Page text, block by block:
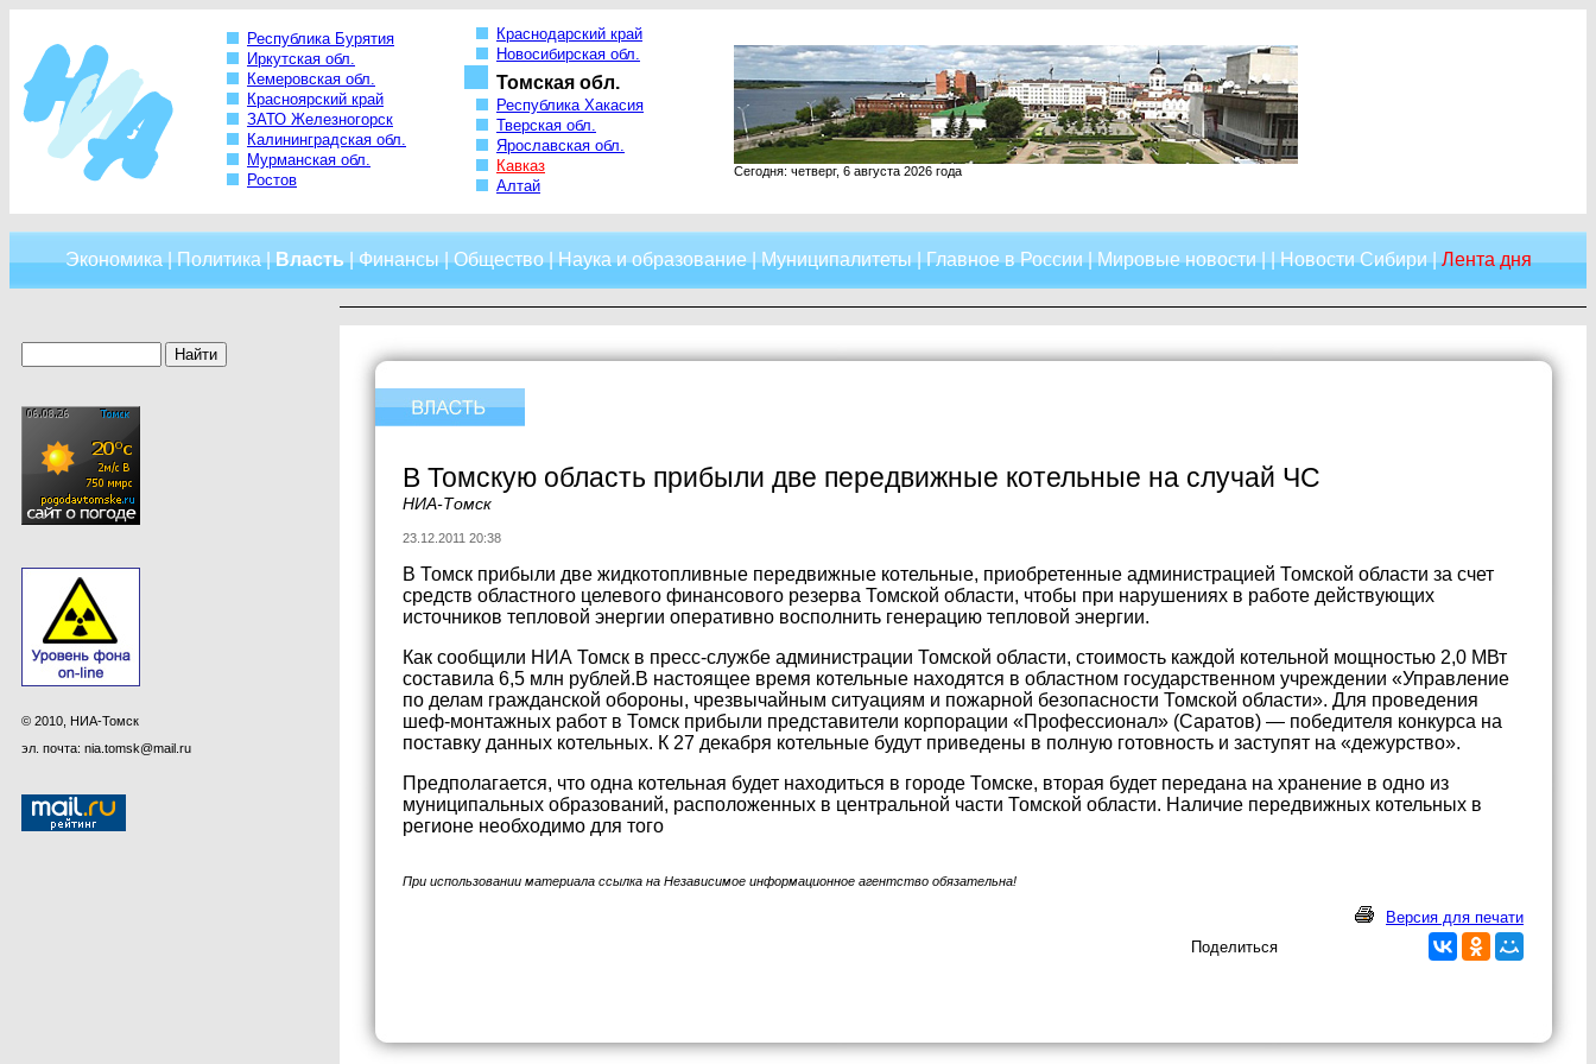
Республика Бурятия
Иркутская обл.
Кемеровская обл.
Красноярский край
ЗАТО Железногорск
Калининградская обл.
Мурманская обл.
Ростов
Краснодарский край
Новосибирская обл.
Томская обл.
Республика Хакасия
Тверская обл.
Ярославская обл.
Кавказ
Алтай
Сегодня: четверг, 6 августа 2026 года
Экономика|Политика|Власть|Финансы|Общество|Наука и образование|Муниципалитеты|Главное в России|Мировые новости| |Новости Сибири|Лента дня
© 2010, НИА-Томск
эл. почта: nia.tomsk@mail.ru
В Томскую область прибыли две передвижные котельные на случай ЧС
НИА-Томск
23.12.2011 20:38
В Томск прибыли две жидкотопливные передвижные котельные, приобретенные администрацией Томской области за счет
средств областного целевого финансового резерва Томской области, чтобы при нарушениях в работе действующих
источников тепловой энергии оперативно восполнить генерацию тепловой энергии.
Как сообщили НИА Томск в пресс-службе администрации Томской области, стоимость каждой котельной мощностью 2,0 МВт
составила 6,5 млн рублей.В настоящее время котельные находятся в областном государственном учреждении «Управление
по делам гражданской обороны, чрезвычайным ситуациям и пожарной безопасности Томской области». Для проведения
шеф-монтажных работ в Томск прибыли представители корпорации «Профессионал» (Саратов) — победителя конкурса на
поставку данных котельных. К 27 декабря котельные будут приведены в полную готовность и заступят на «дежурство».
Предполагается, что одна котельная будет находиться в городе Томске, вторая будет передана на хранение в одно из
муниципальных образований, расположенных в центральной части Томской области. Наличие передвижных котельных в
регионе необходимо для того
При использовании материала ссылка на Независимое информационное агентство обязательна!
Версия для печати
Поделиться